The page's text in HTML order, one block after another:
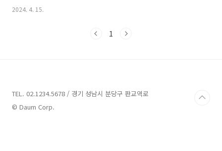
소력 짙은 음색이 더해져 현우(김수현 분)를 향한 해인(김지원 분)의 간절
작사, 작곡했습니다. 드라마 '눈물의 여왕'의 음악을 책임지고 있는 '남혜
2024. 4. 15.
1
TEL. 02.1234.5678 / 경기 성남시 분당구 판교역로
© Daum Corp.